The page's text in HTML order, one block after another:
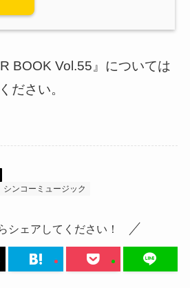
BOOK Vol.55』については
ださい。
シンコーミュージック
シェアしてください！